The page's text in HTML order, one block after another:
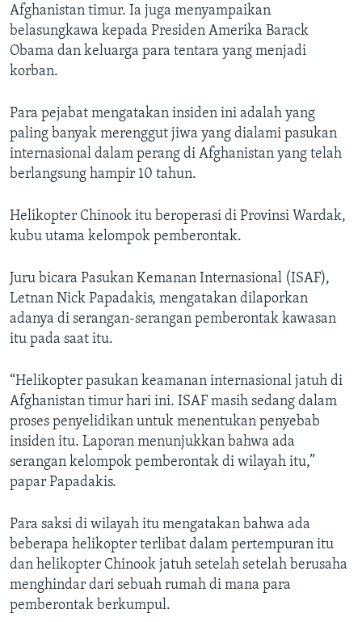
Afghanistan timur. Ia juga menyampaikan
belasungkawa kepada Presiden Amerika Barack
Obama dan keluarga para tentara yang menjadi
korban.
Para pejabat mengatakan insiden ini adalah yang
paling banyak merenggut jiwa yang dialami pasukan
internasional dalam perang di Afghanistan yang telah
berlangsung hampir 10 tahun.
Helikopter Chinook itu beroperasi di Provinsi Wardak,
kubu utama kelompok pemberontak.
Juru bicara Pasukan Kemanan Internasional (ISAF),
Letnan Nick Papadakis, mengatakan dilaporkan
adanya di serangan-serangan pemberontak kawasan
itu pada saat itu.
“Helikopter pasukan keamanan internasional jatuh di
Afghanistan timur hari ini. ISAF masih sedang dalam
proses penyelidikan untuk menentukan penyebab
insiden itu. Laporan menunjukkan bahwa ada
serangan kelompok pemberontak di wilayah itu,”
papar Papadakis.
Para saksi di wilayah itu mengatakan bahwa ada
beberapa helikopter terlibat dalam pertempuran itu
dan helikopter Chinook jatuh setelah setelah berusaha
menghindar dari sebuah rumah di mana para
pemberontak berkumpul.